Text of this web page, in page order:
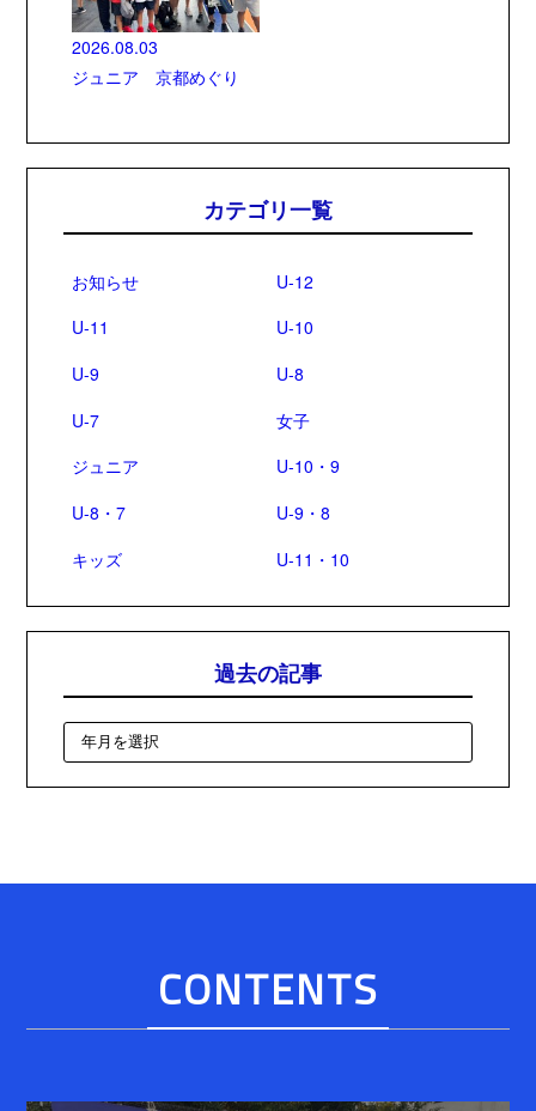
2026.08.03
ジュニア 京都めぐり
カテゴリ一覧
お知らせ
U-12
U-11
U-10
U-9
U-8
U-7
女子
ジュニア
U-10・9
U-8・7
U-9・8
キッズ
U-11・10
過去の記事
CONTENTS